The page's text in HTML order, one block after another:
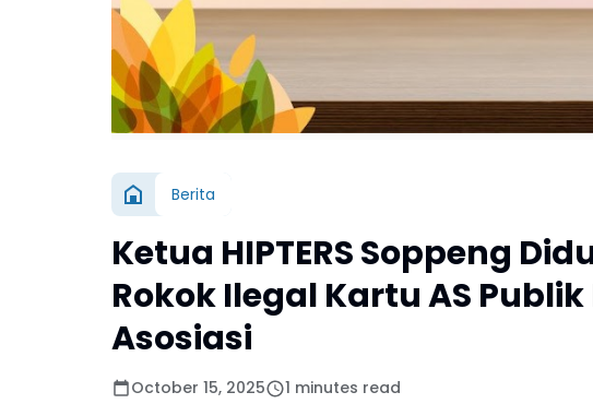
Berita
Ketua HIPTERS Soppeng
Rokok Ilegal Kartu AS
Asosiasi
October 15, 2025 1 minutes read